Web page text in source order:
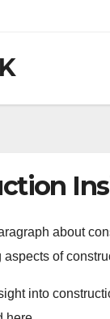
about
of
into